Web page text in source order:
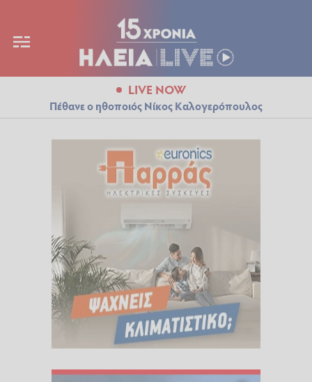
LIVE NOW
Πέθανε ο ηθοποιός Νίκος Καλογερόπουλος